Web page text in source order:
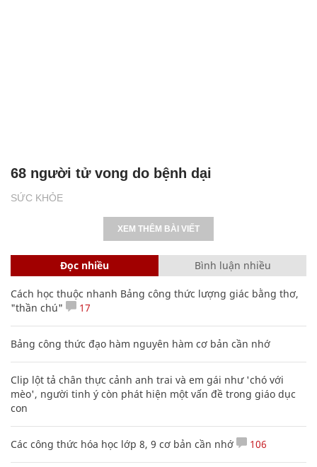
SỨC KHỎE
68 người tử vong do bệnh dại
XEM THÊM BÀI VIẾT
Đọc nhiều Bình luận nhiều
Cách học thuộc nhanh Bảng công thức lượng giác bằng thơ,
"thần chú"
17
Bảng công thức đạo hàm nguyên hàm cơ bản cần nhớ
Clip lột tả chân thực cảnh anh trai và em gái như 'chó với
mèo', người tinh ý còn phát hiện một vấn đề trong giáo dục
con
Các công thức hóa học lớp 8, 9 cơ bản cần nhớ 106